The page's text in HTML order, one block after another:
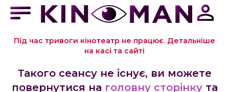
Під час тривоги кінотеатр не працює. Детальніше
на касі та сайті
Такого сеансу не існує, ви можете
повернутися на головну сторінку та